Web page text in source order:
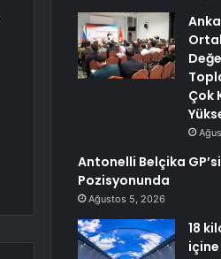
Çok
Antonelli Belçika
Pozisyonunda
Ağustos 5, 2026
18